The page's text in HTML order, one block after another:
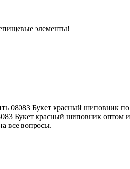
элементы!
08083 Букет красный шиповник по
Букет красный шиповник оптом и
все вопросы.